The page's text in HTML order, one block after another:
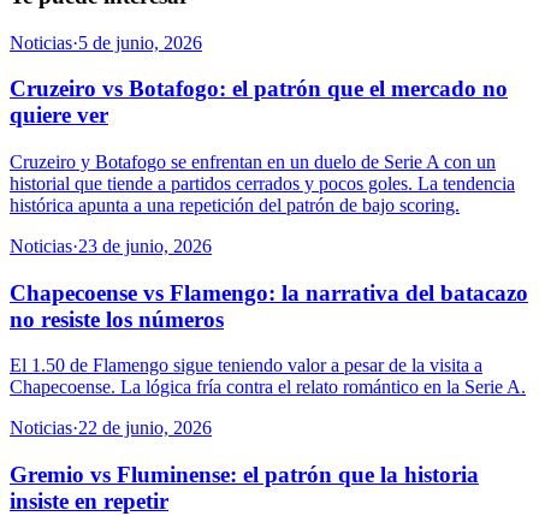
Noticias·5 de junio, 2026
Cruzeiro vs Botafogo: el patrón que el mercado no
quiere ver
Cruzeiro y Botafogo se enfrentan en un duelo de Serie A con un
historial que tiende a partidos cerrados y pocos goles. La tendencia
histórica apunta a una repetición del patrón de bajo scoring.
Noticias·23 de junio, 2026
Chapecoense vs Flamengo: la narrativa del batacazo
no resiste los números
El 1.50 de Flamengo sigue teniendo valor a pesar de la visita a
Chapecoense. La lógica fría contra el relato romántico en la Serie A.
Noticias·22 de junio, 2026
Gremio vs Fluminense: el patrón que la historia
insiste en repetir